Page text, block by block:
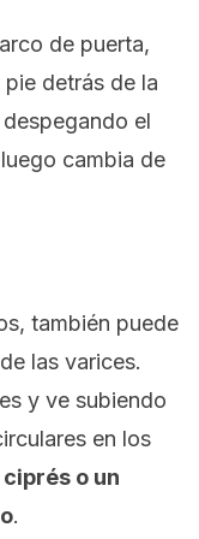
de puerta,
detrás de la
el
cambia de
también puede
las varices.
y ve subiendo
en los
o un
.